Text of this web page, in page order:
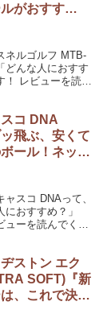
がおすす
ネルゴルフ MTB-
どんな人におすす
！ レビューを読ん
スコ DNA
飛ぶ、安くて
ール！ネット
スコ DNAって、
おすすめ？」
ューを読んでくだ
ストン エク
SOFT)『新
、これで決ま